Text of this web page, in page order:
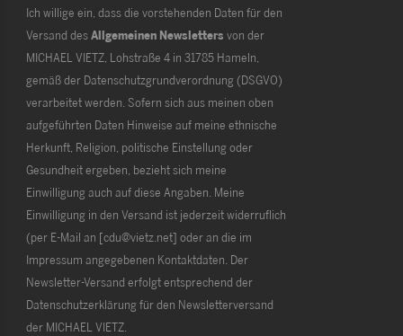
Ich willige ein, dass die vorstehenden Daten für den
Versand desAllgemeinen Newsletters von der
MICHAEL VIETZ, Lohstraße 4 in 31785 Hameln,
gemäß der Datenschutzgrundverordnung (DSGVO)
verarbeitet werden. Sofern sich aus meinen oben
aufgeführten Daten Hinweise auf meine ethnische
Herkunft, Religion, politische Einstellung oder
Gesundheit ergeben, bezieht sich meine
Einwilligung auch auf diese Angaben. Meine
Einwilligung in den Versand ist jederzeit widerruflich
(per E-Mail an [cdu@vietz.net] oder an die im
Impressum angegebenen Kontaktdaten. Der
Newsletter-Versand erfolgt entsprechend der
Datenschutzerklärung für den Newsletterversand
der MICHAEL VIETZ.